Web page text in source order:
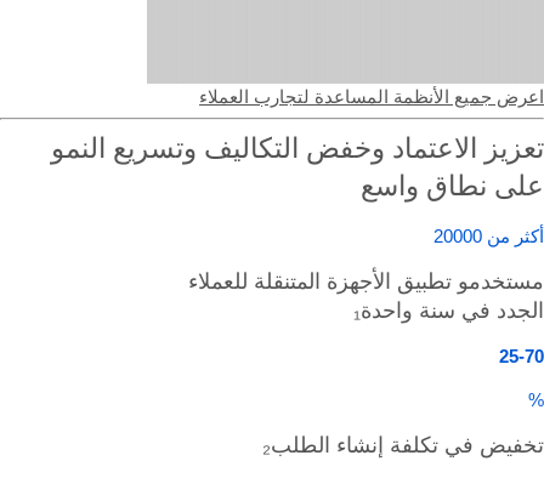
جميع الأنظمة المساعدة لتجارب العملاء
الاعتماد وخفض التكاليف وتسريع النمو
نطاق واسع
من 20000
تطبيق الأجهزة المتنقلة للعملاء
في سنة واحدة₁
25-
في تكلفة إنشاء الطلب₂